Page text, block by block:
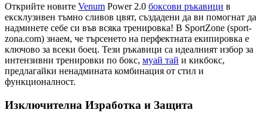
Открийте новите Venum Power 2.0 боксови ръкавици в
ексклузивен тъмно сливов цвят, създадени да ви помогнат да
надминете себе си във всяка тренировка! В SportZone (sport-
zona.com) знаем, че търсенето на перфектната екипировка е
ключово за всеки боец. Тези ръкавици са идеалният избор за
интензивни тренировки по бокс, муай тай и кикбокс,
предлагайки ненадмината комбинация от стил и
функционалност.
Изключителна Изработка и Защита